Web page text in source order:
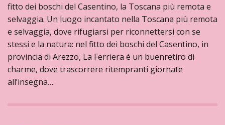
fitto dei boschi del Casentino, la Toscana più remota e
selvaggia. Un luogo incantato nella Toscana più remota
e selvaggia, dove rifugiarsi per riconnettersi con se
stessi e la natura: nel fitto dei boschi del Casentino, in
provincia di Arezzo, La Ferriera è un buenretiro di
charme, dove trascorrere ritempranti giornate
all’insegna…